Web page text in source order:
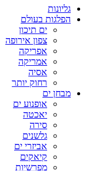
גליונות
הפלגות בעולם
ים תיכון
צפון אירופה
אפריקה
אמריקה
אסיה
רחוק יותר
מבחן ים
אופנוע ים
יאכטה
סירה
גלשנים
אביזרי ים
קיאקים
מפרשיות